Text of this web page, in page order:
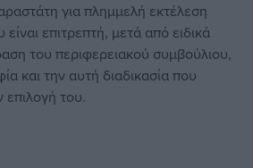
για πλημμελή εκτέλεση
επιτρεπτή, μετά από ειδικά
του περιφερειακού συμβούλιου,
και την αυτή διαδικασία που
επιλογή του.